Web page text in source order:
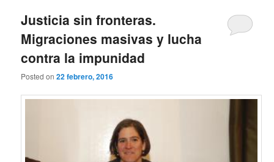
Justicia sin fronteras.
Migraciones masivas y lucha
contra la impunidad
Posted on22 febrero, 2016